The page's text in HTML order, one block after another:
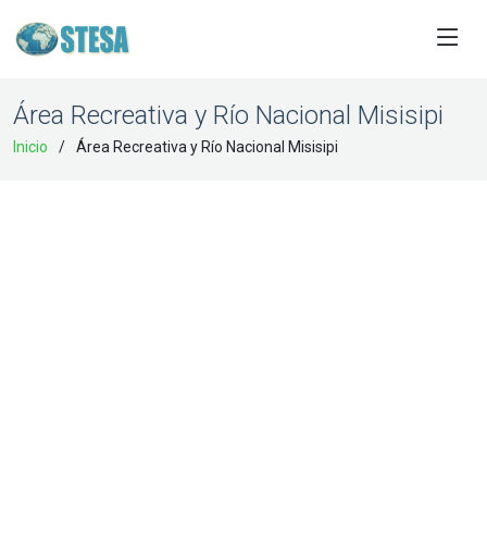
Área Recreativa y Río Nacional Misisipi
Inicio Área Recreativa y Río Nacional Misisipi